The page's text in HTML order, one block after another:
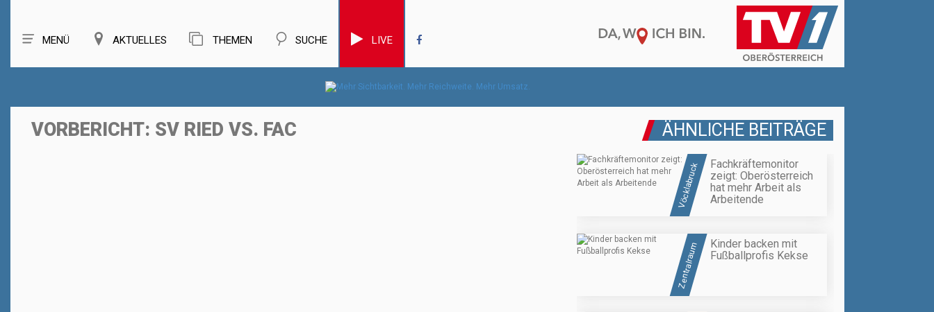
MENÜ AKTUELLES THEMEN SUCHE LIVE
VORBERICHT: SV RIED VS. FAC ÄHNLICHE BEITRÄGE
Vöcklabruck
Fachkräftemonitor
zeigt: Oberösterreich
hat mehr Arbeit als
Arbeitende
Zentralraum
Kinder backen mit
Fußballprofis Kekse